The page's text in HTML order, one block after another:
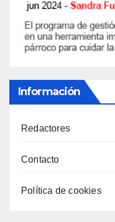
Información
Redactores
Contacto
Política de cookies